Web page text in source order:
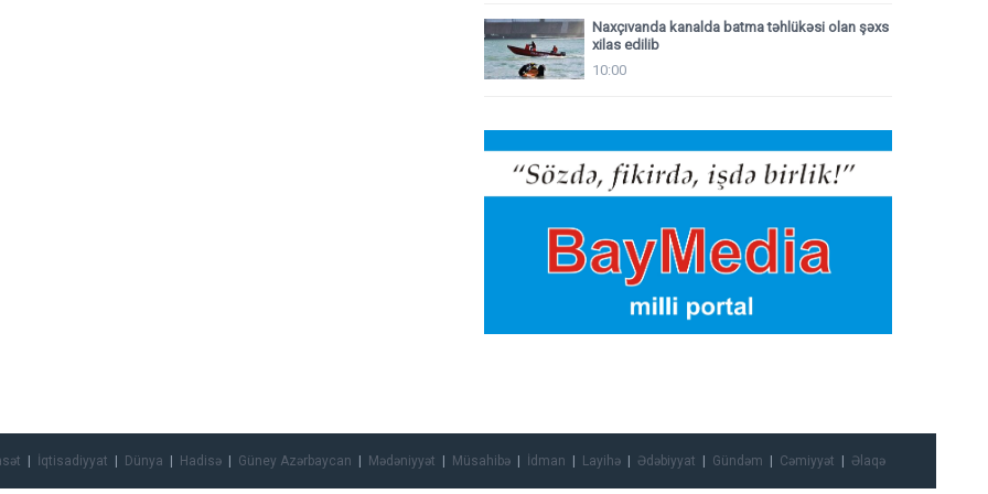
Naxçıvanda kanalda batma təhlükəsi olan şəxs
xilas edilib
10:00
İqtisadiyyat Dünya Hadisə Güney Azərbaycan Mədəniyyət Müsahibə İdman Layihə Ədəbiyyat Gündəm Cəmiyyət Əlaqə